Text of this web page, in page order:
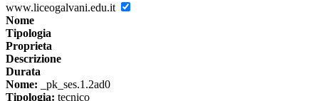
www.liceogalvani.edu.it
Nome
Tipologia
Proprieta
Descrizione
Durata
Nome: _pk_ses.1.2ad0
Tipologia: tecnico